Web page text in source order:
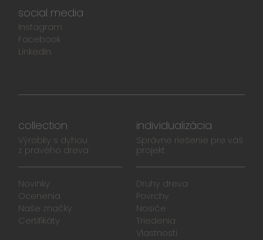
social media
Instagram
Facebook
LinkedIn
collection
Výrobky s dyhou
z pravého dreva
Novinky
Ocenenia
Naše značky
Certifikáty
individualizácia
Správne riešenie pre váš
projekt
Druhy dreva
Povrchy
Nosiče
Triedenia
Vlastnosti